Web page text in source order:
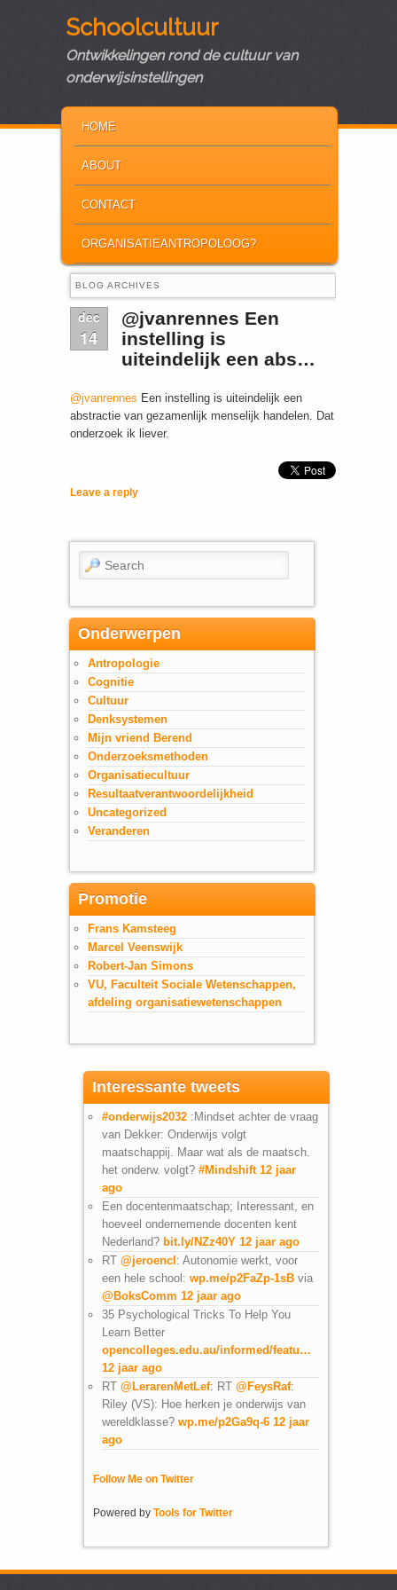
Schoolcultuur
Ontwikkelingen rond de cultuur van
onderwijsinstellingen
SKIP TO PRIMARY CONTENT
SKIP TO SECONDARY CONTENT
HOME
ABOUT
CONTACT
ORGANISATIEANTROPOLOOG?
BLOG ARCHIVES
dec
14
@jvanrennes Een
instelling is
uiteindelijk een abs…
@jvanrennes Een instelling is uiteindelijk een
abstractie van gezamenlijk menselijk handelen. Dat
onderzoek ik liever.
Leave a reply
Search
Onderwerpen
Antropologie
Cognitie
Cultuur
Denksystemen
Mijn vriend Berend
Onderzoeksmethoden
Organisatiecultuur
Resultaatverantwoordelijkheid
Uncategorized
Veranderen
Promotie
Frans Kamsteeg
Marcel Veenswijk
Robert-Jan Simons
VU, Faculteit Sociale Wetenschappen,
afdeling organisatiewetenschappen
Interessante tweets
#onderwijs2032 :Mindset achter de vraag
van Dekker: Onderwijs volgt
maatschappij. Maar wat als de maatsch.
het onderw. volgt? #Mindshift 12 jaar
ago
Een docentenmaatschap; Interessant, en
hoeveel ondernemende docenten kent
Nederland? bit.ly/NZz40Y 12 jaar ago
RT @jeroencl: Autonomie werkt, voor
een hele school: wp.me/p2FaZp-1sB via
@BoksComm 12 jaar ago
35 Psychological Tricks To Help You
Learn Better
opencolleges.edu.au/informed/featu…
12 jaar ago
RT @LerarenMetLef: RT @FeysRaf:
Riley (VS): Hoe herken je onderwijs van
wereldklasse? wp.me/p2Ga9q-6 12 jaar
ago
Follow Me on Twitter
Powered by Tools for Twitter